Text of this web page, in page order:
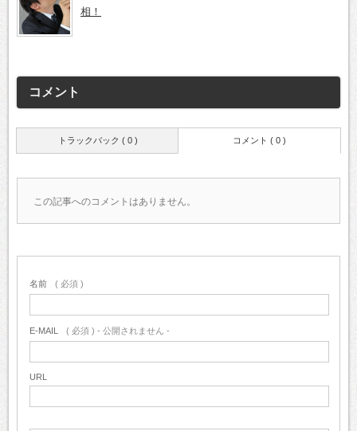
相！
コメント
トラックバック ( 0 ) コメント ( 0 )
この記事へのコメントはありません。
名前 ( 必須 )
E-MAIL ( 必須 ) - 公開されません -
URL